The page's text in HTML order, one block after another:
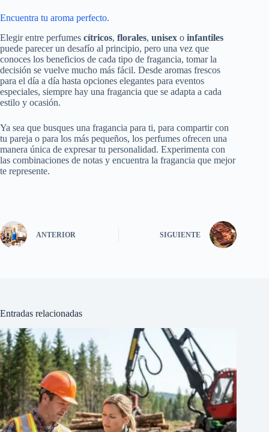
Encuentra tu aroma perfecto.
Elegir entre perfumes cítricos, florales, unisex o infantiles
puede parecer un desafío al principio, pero una vez que
conoces los beneficios de cada tipo de fragancia, tomar la
decisión se vuelve mucho más fácil. Desde aromas frescos
para el día a día hasta opciones elegantes para eventos
especiales, siempre hay una fragancia que se adapta a cada
estilo y ocasión.
Ya sea que busques una fragancia para ti, para compartir con
tu pareja o para los más pequeños, los perfumes ofrecen una
manera única de expresar tu personalidad. Experimenta con
las combinaciones de notas y encuentra la fragancia que mejor
te represente.
ANTERIOR SIGUIENTE
Entradas relacionadas